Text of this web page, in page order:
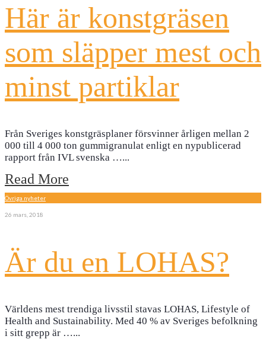
Här är konstgräsen
som släpper mest och
minst partiklar
Från Sveriges konstgräsplaner försvinner årligen mellan 2
000 till 4 000 ton gummigranulat enligt en nypublicerad
rapport från IVL svenska …...
Read More
Övriga nyheter
26 mars, 2018
Är du en LOHAS?
Världens mest trendiga livsstil stavas LOHAS, Lifestyle of
Health and Sustainability. Med 40 % av Sveriges befolkning
i sitt grepp är …...